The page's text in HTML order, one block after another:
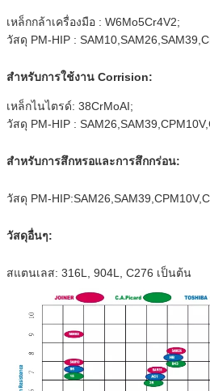
เหล็กกล้าเครื่องมือ : W6Mo5Cr4V2;
วัสดุ PM-HIP :
สำหรับการใช้งาน Corrision:
เหล็กไนไตรด์: 38CrMoAI;
วัสดุ PM-HIP :
สำหรับการสึกหรอและการสึกกร่อน:
วัสดุ PM-
วัสดุอื่นๆ:
สแตนเลส: 316L, 904L, C276 เป็นต้น